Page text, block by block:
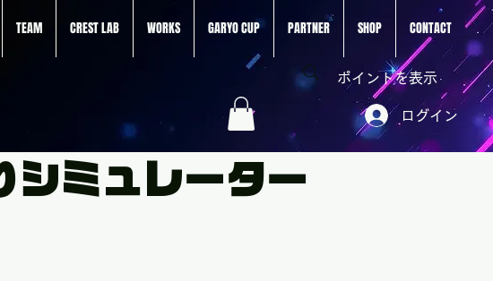
TEAM CREST LAB WORKS GARYO CUP PARTNER SHOP CONTACT
ポイントを表示
ログイン
シミュレーター